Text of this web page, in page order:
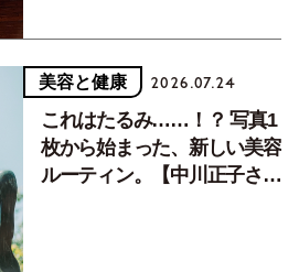
美容と健康 2026.07.24
これはたるみ……！？ 写真1
枚から始まった、新しい美容
ルーティン。【中川正子さん